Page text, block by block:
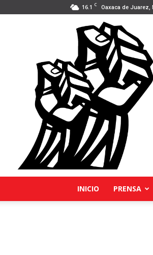
16.1 C Oaxaca de Juarez,
INICIO PRENSA